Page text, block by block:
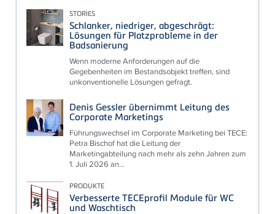
STORIES
Schlanker, niedriger, abgeschrägt:
Lösungen für Platzprobleme in der
Badsanierung
Wenn moderne Anforderungen auf die
Gegebenheiten im Bestandsobjekt treffen, sind
unkonventionelle Lösungen gefragt.
Denis Gessler übernimmt Leitung des
Corporate Marketings
Führungswechsel im Corporate Marketing bei TECE:
Petra Bischof hat die Leitung der
Marketingabteilung nach mehr als zehn Jahren zum
1. Juli 2026 an...
PRODUKTE
Verbesserte TECEprofil Module für WC
und Waschtisch